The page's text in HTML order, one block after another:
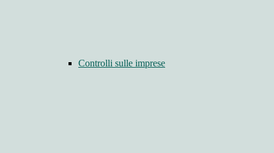
Controlli sulle imprese